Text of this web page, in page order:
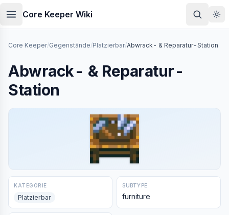
Core Keeper Wiki
Core Keeper/Gegenstände/Platzierbar/Abwrack- & Reparatur-Station
Abwrack- & Reparatur-
Station
KATEGORIE
Platzierbar
SUBTYPE
furniture